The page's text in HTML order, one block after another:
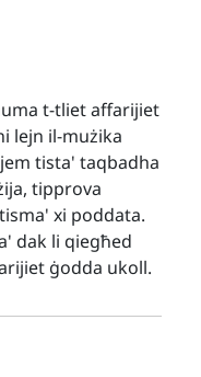
t-tliet affarijiet
lejn il-mużika
tista' taqbadha
tipprova
xi poddata.
dak li qiegħed
ġodda ukoll.